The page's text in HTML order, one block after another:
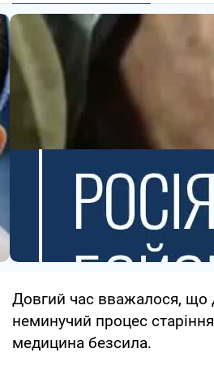
Довгий час вважалося, що
неминучий процес
медицина безсила.